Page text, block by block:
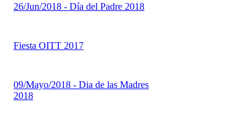
26/Jun/2018 - Día del Padre 2018
Fiesta OITT 2017
09/Mayo/2018 - Dia de las Madres
2018